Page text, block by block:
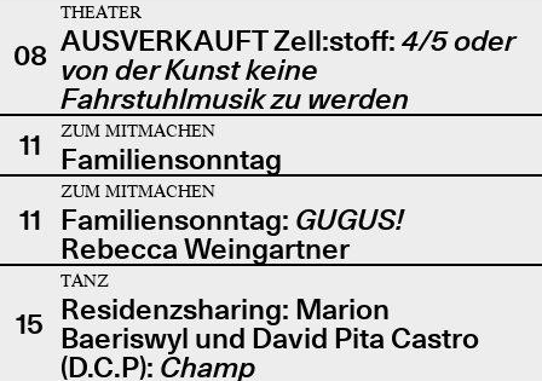
08
THEATER
AUSVERKAUFT Zell:stoff: 4/5 oder
von der Kunst keine
Fahrstuhlmusik zu werden
11
ZUM MITMACHEN
Familiensonntag
11
ZUM MITMACHEN
Familiensonntag: GUGUS!
Rebecca Weingartner
15
TANZ
Residenzsharing: Marion
Baeriswyl und David Pita Castro
(D.C.P): Champ